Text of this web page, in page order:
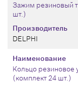
Производитель
DELPHI
Зажим резиновый
шт.)
Наименование
Кольцо резиновое
(комплект 24 шт.)